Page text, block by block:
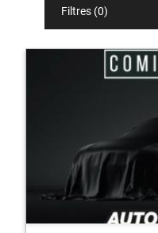
Filtres (0)